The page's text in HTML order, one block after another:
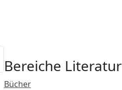
Bereiche Literatur
Bücher